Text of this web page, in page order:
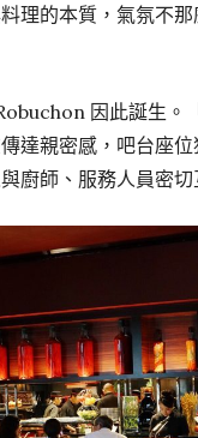
理的本質，氣氛不
因此誕生
達親密感，吧台座
廚師、服務人員密切